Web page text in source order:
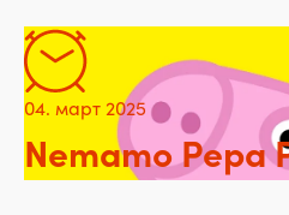
04. март 2025
Nemamo Pepa